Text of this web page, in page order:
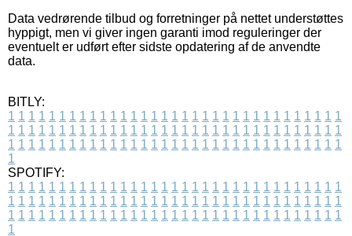
Data vedrørende tilbud og forretninger på nettet understøttes
hyppigt, men vi giver ingen garanti imod reguleringer der
eventuelt er udført efter sidste opdatering af de anvendte
data.
BITLY:
1 1 1 1 1 1 1 1 1 1 1 1 1 1 1 1 1 1 1 1 1 1 1 1 1 1 1 1 1 1 1 1 1
1 1 1 1 1 1 1 1 1 1 1 1 1 1 1 1 1 1 1 1 1 1 1 1 1 1 1 1 1 1 1 1 1
1 1 1 1 1 1 1 1 1 1 1 1 1 1 1 1 1 1 1 1 1 1 1 1 1 1 1 1 1 1 1 1 1
1
SPOTIFY:
1 1 1 1 1 1 1 1 1 1 1 1 1 1 1 1 1 1 1 1 1 1 1 1 1 1 1 1 1 1 1 1 1
1 1 1 1 1 1 1 1 1 1 1 1 1 1 1 1 1 1 1 1 1 1 1 1 1 1 1 1 1 1 1 1 1
1 1 1 1 1 1 1 1 1 1 1 1 1 1 1 1 1 1 1 1 1 1 1 1 1 1 1 1 1 1 1 1 1
1